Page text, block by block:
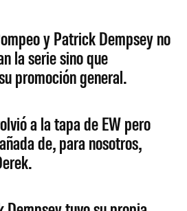
y Patrick Dempsey no
la serie sino que
promoción general.
a la tapa de EW pero
de, para nosotros,